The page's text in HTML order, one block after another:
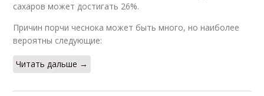
сахаров может достигать 26%.
Причин порчи чеснока может быть много, но наиболее
вероятны следующие:
Читать дальше →